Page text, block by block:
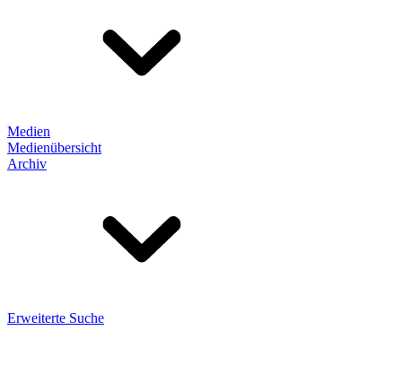
Medien
Medienübersicht
Archiv
Erweiterte Suche